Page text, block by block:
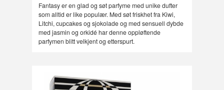
Fantasy er en glad og søt parfyme med unike dufter
som alltid er like populær. Med søt friskhet fra Kiwi,
Litchi, cupcakes og sjokolade og med sensuell dybde
med jasmin og orkidé har denne oppløftende
parfymen blitt velkjent og etterspurt.